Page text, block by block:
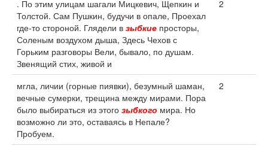
. По этим улицам шагали Мицкевич, Щепкин и
Толстой. Сам Пушкин, будучи в опале, Проехал
где-то стороной. Глядели в зыбкие просторы,
Соленым воздухом дыша, Здесь Чехов с
Горьким разговоры Вели, бывало, по душам.
Звенящий стих, живой и
2
мгла, личии (горные пиявки), безумный шаман,
вечные сумерки, трещина между мирами. Пора
было выбираться из этого зыбкого мира. Но
возможно ли это, оставаясь в Непале?
Пробуем.
2